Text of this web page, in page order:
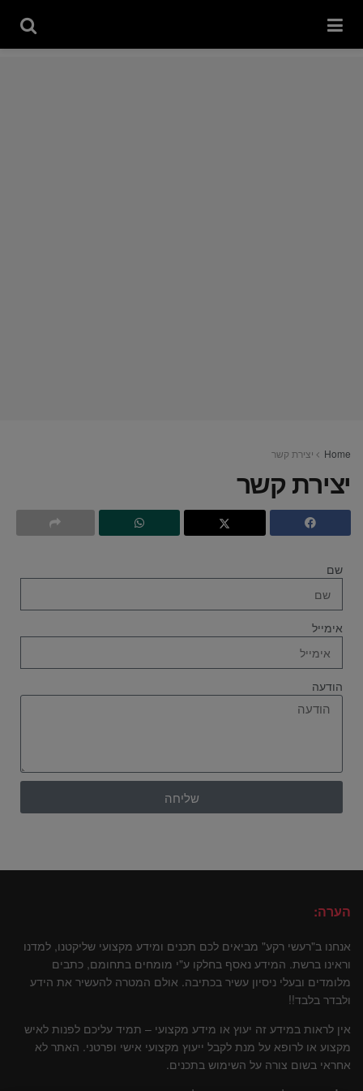
Home יצירת קשר
יצירת קשר
שם
אימייל
הודעה
שליחה
הערה:
אנחנו ב"רעשי רקע" מביאים לכם תכנים ומידע מקצועי שליקטנו, למדנו
וראינו ברשת. המידע נאסף בחלקו ע"י מומחים בתחומם, כתבים
מלומדים ובעלי ניסיון עשיר בכתיבה. אולם המטרה להעשיר את הידע
ולבדר בלבד!!
אין לראות במידע זה יעוץ או מידע מקצועי – תמיד עליכם לפנות לאיש
מקצוע או לרופא על מנת לקבל ייעוץ מקצועי אישי ופרטני. האתר לא
אחראי בשום צורה על השימוש בתכנים.